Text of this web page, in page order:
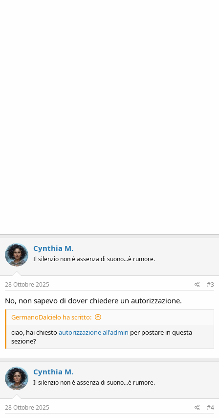
Cynthia M.
Il silenzio non è assenza di suono...è rumore.
28 Ottobre 2025 #3
No, non sapevo di dover chiedere un autorizzazione.
GermanoDalcielo ha scritto:
ciao, hai chiestoautorizzazione all'admin per postare in questa
sezione?
Cynthia M.
Il silenzio non è assenza di suono...è rumore.
28 Ottobre 2025 #4